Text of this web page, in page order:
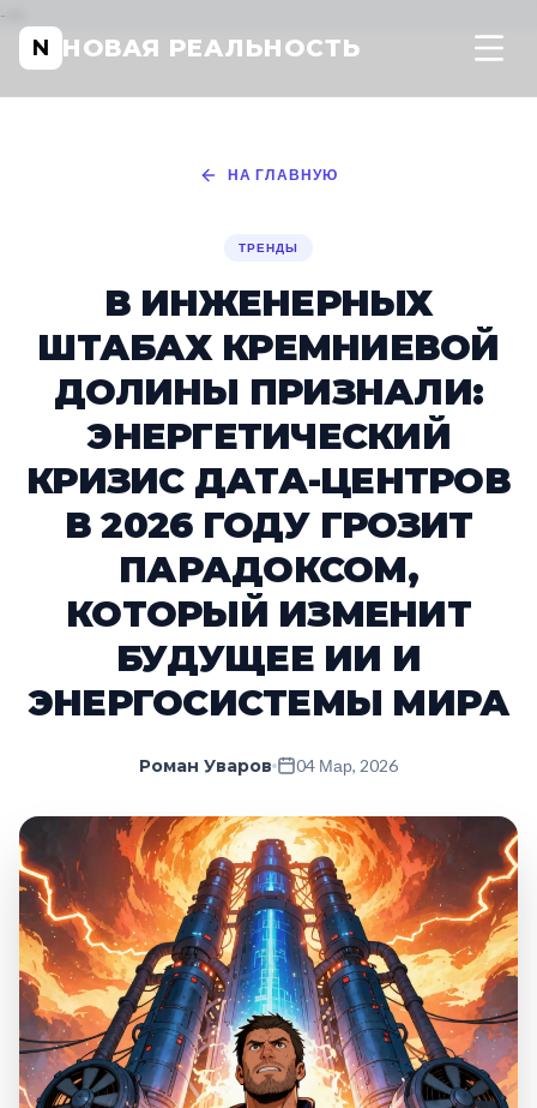
-->
N НОВАЯ РЕАЛЬНОСТЬ
НА ГЛАВНУЮ
ТРЕНДЫ
В ИНЖЕНЕРНЫХ
ШТАБАХ КРЕМНИЕВОЙ
ДОЛИНЫ ПРИЗНАЛИ:
ЭНЕРГЕТИЧЕСКИЙ
КРИЗИС ДАТА-ЦЕНТРОВ
В 2026 ГОДУ ГРОЗИТ
ПАРАДОКСОМ,
КОТОРЫЙ ИЗМЕНИТ
БУДУЩЕЕ ИИ И
ЭНЕРГОСИСТЕМЫ МИРА
Роман Уваров 04 Мар, 2026